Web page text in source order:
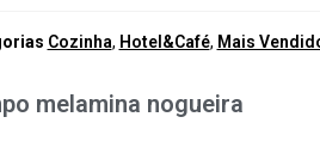
Cozinha, Hotel&Café, Mais
melamina nogueira